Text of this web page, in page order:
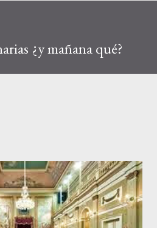
¿y mañana qué?